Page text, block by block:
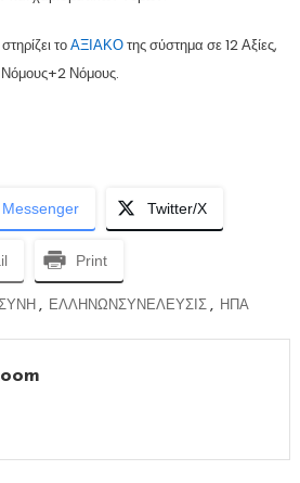
τοΑΞΙΑΚΟτης σύστημα σε 12 Αξίες,
Νόμους+2 Νόμους.
Messenger Twitter/X
Print
, ΕΛΛΗΝΩΝΣΥΝΕΛΕΥΣΙΣ, ΗΠΑ